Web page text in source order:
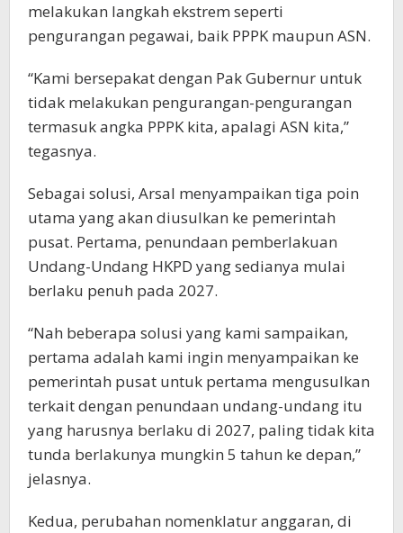
melakukan langkah ekstrem seperti
pengurangan pegawai, baik PPPK maupun ASN.
“Kami bersepakat dengan Pak Gubernur untuk
tidak melakukan pengurangan-pengurangan
termasuk angka PPPK kita, apalagi ASN kita,”
tegasnya.
Sebagai solusi, Arsal menyampaikan tiga poin
utama yang akan diusulkan ke pemerintah
pusat. Pertama, penundaan pemberlakuan
Undang-Undang HKPD yang sedianya mulai
berlaku penuh pada 2027.
“Nah beberapa solusi yang kami sampaikan,
pertama adalah kami ingin menyampaikan ke
pemerintah pusat untuk pertama mengusulkan
terkait dengan penundaan undang-undang itu
yang harusnya berlaku di 2027, paling tidak kita
tunda berlakunya mungkin 5 tahun ke depan,”
jelasnya.
Kedua, perubahan nomenklatur anggaran, di